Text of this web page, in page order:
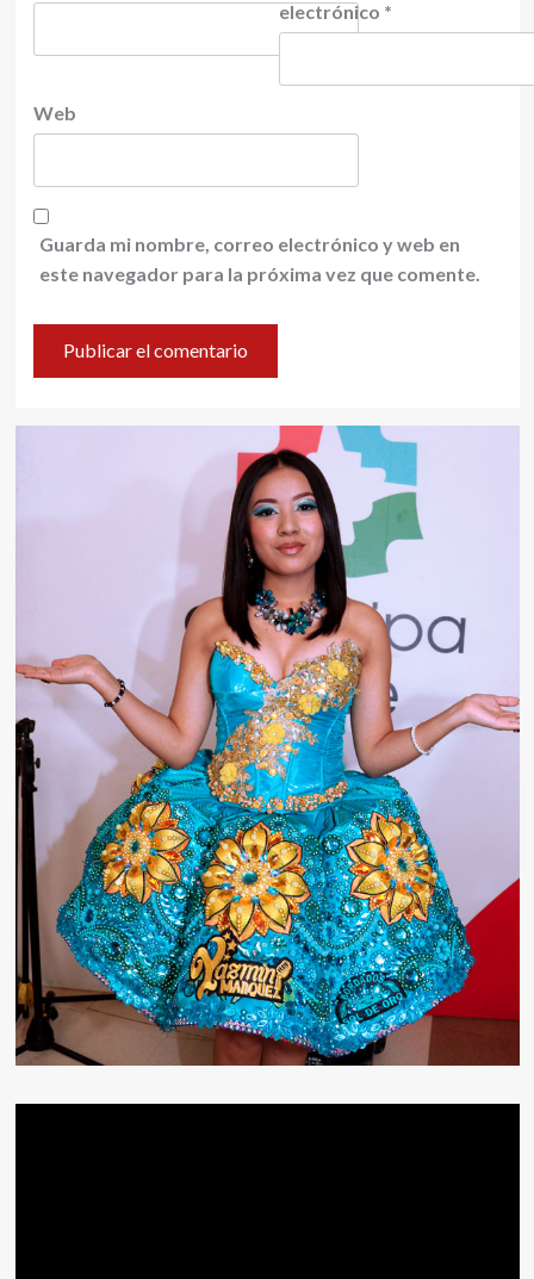
electrónico *
Web
Guarda mi nombre, correo electrónico y web en
este navegador para la próxima vez que comente.